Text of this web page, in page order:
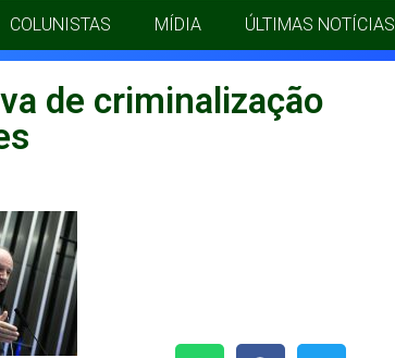
COLUNISTAS MÍDIA ÚLTIMAS NOTÍCIAS
de criminalização